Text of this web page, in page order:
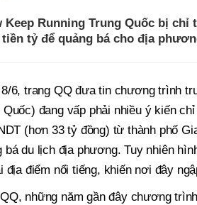
Keep Running Trung Quốc bị
tiền tỷ để quảng bá cho địa
6, trang QQ đưa tin chương trình
Quốc) đang vấp phải nhiều ý kiến
(hơn 33 tỷ đồng) từ thành phố
bá du lịch địa phương. Tuy nhiên
địa điểm nổi tiếng, khiến nơi đây
những năm gần đây chương